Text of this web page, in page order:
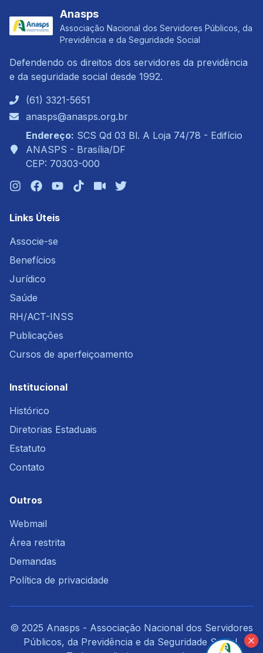
Anasps
Associação Nacional dos Servidores Públicos, da
Previdência e da Seguridade Social
Defendendo os direitos dos servidores da previdência
e da seguridade social desde 1992.
(61) 3321-5651
anasps@anasps.org.br
Endereço: SCS Qd 03 Bl. A Loja 74/78 - Edifício
ANASPS - Brasília/DF
CEP: 70303-000
Links Úteis
Associe-se
Benefícios
Jurídico
Saúde
RH/ACT-INSS
Publicações
Cursos de aperfeiçoamento
Institucional
Histórico
Diretorias Estaduais
Estatuto
Contato
Outros
Webmail
Área restrita
Demandas
Política de privacidade
© 2025 Anasps - Associação Nacional dos Servidores
Públicos, da Previdência e da Seguridade Social.